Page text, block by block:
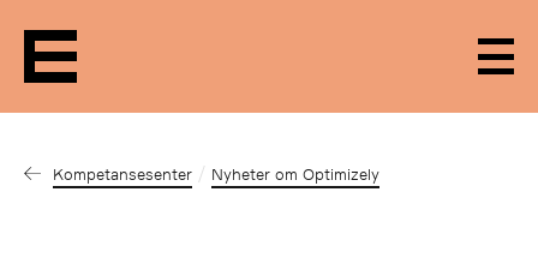
Kompetansesenter Nyheter om Optimizely